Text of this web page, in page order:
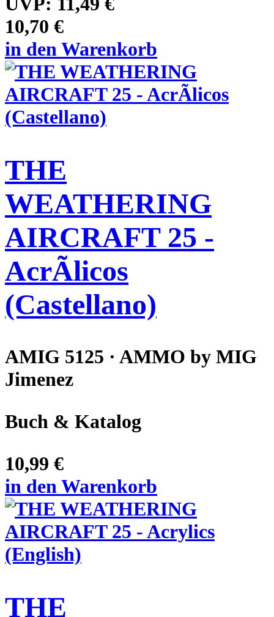
10,70 €
in den Warenkorb
THE
WEATHERING
AIRCRAFT 25 -
AcrÃ­licos
(Castellano)
AMIG 5125 · AMMO by MIG
Jimenez
Buch & Katalog
10,99 €
in den Warenkorb
THE